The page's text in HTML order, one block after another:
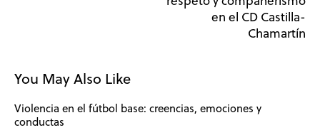
en el CD Castilla-
Chamartín
You May Also Like
Violencia en el fútbol base: creencias, emociones y
conductas